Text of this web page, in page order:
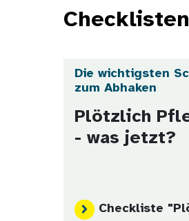
Die wichtigsten
zum Abhaken
Plötzlich
- was jetzt?
Checkliste